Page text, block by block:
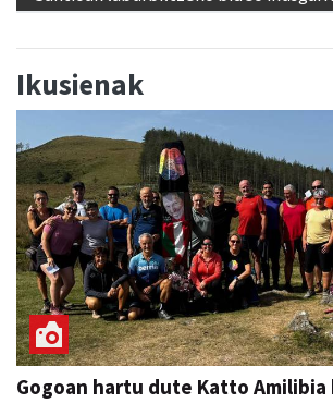
Ikusienak
Gogoan hartu dute Katto